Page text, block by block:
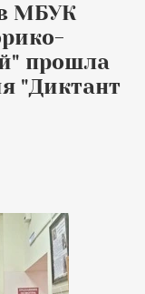
в МБУК
прошла
"Диктант